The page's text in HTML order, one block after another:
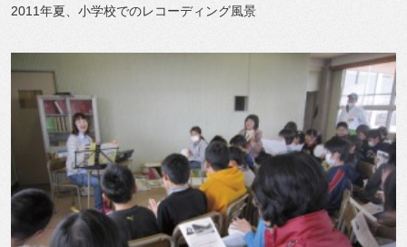
2011年夏、小学校でのレコーディング風景